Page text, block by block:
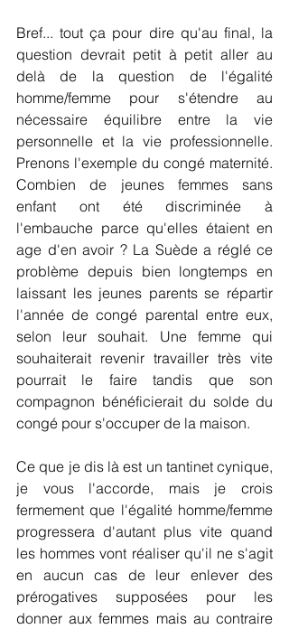
Bref... tout ça pour dire qu'au final, la
question devrait petit à petit aller au
delà de la question de l'égalité
homme/femme pour s'étendre au
nécessaire équilibre entre la vie
personnelle et la vie professionnelle.
Prenons l'exemple du congé maternité.
Combien de jeunes femmes sans
enfant ont été discriminée à
l'embauche parce qu'elles étaient en
age d'en avoir ? La Suède a réglé ce
problème depuis bien longtemps en
laissant les jeunes parents se répartir
l'année de congé parental entre eux,
selon leur souhait. Une femme qui
souhaiterait revenir travailler très vite
pourrait le faire tandis que son
compagnon bénéficierait du solde du
congé pour s'occuper de la maison.
Ce que je dis là est un tantinet cynique,
je vous l'accorde, mais je crois
fermement que l'égalité homme/femme
progressera d'autant plus vite quand
les hommes vont réaliser qu'il ne s'agit
en aucun cas de leur enlever des
prérogatives supposées pour les
donner aux femmes mais au contraire